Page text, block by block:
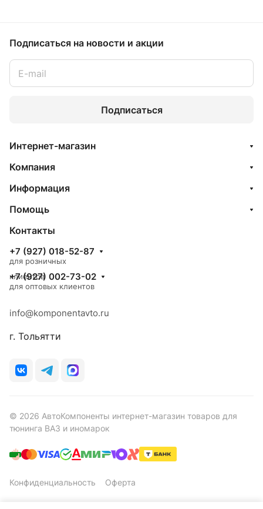
Подписаться на новости и акции
Подписаться
Интернет-магазин
Компания
Информация
Помощь
Контакты
+7 (927) 018-52-87
для розничных
клиентов
+7 (927) 002-73-02
для оптовых клиентов
info@komponentavto.ru
г. Тольятти
© 2026 АвтоКомпоненты интернет-магазин товаров для
тюнинга ВАЗ и иномарок
Конфиденциальность Оферта